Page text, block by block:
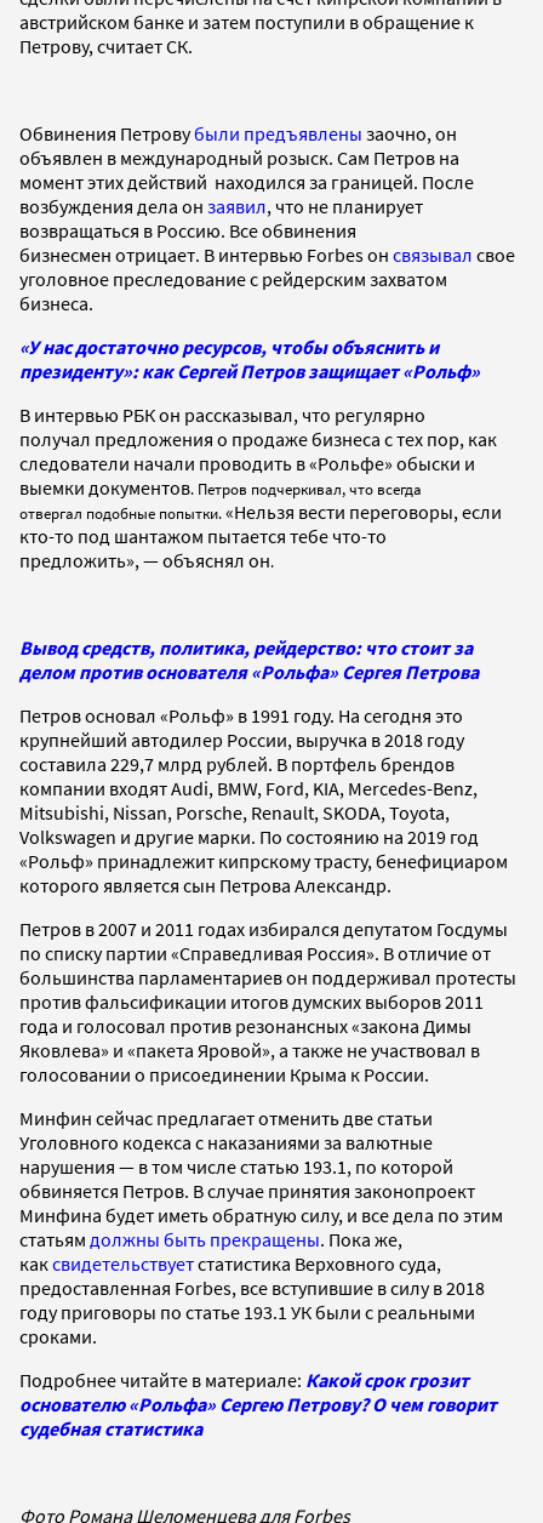
австрийском банке и затем поступили в обращение к
Петрову, считает СК.
Обвинения Петровубыли предъявлены заочно, он
объявлен в международный розыск. Сам Петров на
момент этих действий находился за границей. После
возбуждения дела он заявил, что не планирует
возвращаться в Россию. Все обвинения
бизнесмен отрицает. В интервью Forbes он связывал свое
уголовное преследование с рейдерским захватом
бизнеса.
«У нас достаточно ресурсов, чтобы объяснить и
президенту»: как Сергей Петров защищает «Рольф»
В интервью РБК он рассказывал, что регулярно
получал предложения о продаже бизнеса с тех пор, как
следователи начали проводить в «Рольфе» обыски и
выемки документов. Петров подчеркивал, что всегда
отвергал подобные попытки.«Нельзя вести переговоры, если
кто-то под шантажом пытается тебе что-то
предложить», — объяснял он.
Вывод средств, политика, рейдерство: что стоит за
делом против основателя «Рольфа» Сергея Петрова
Петров основал «Рольф» в 1991 году. На сегодня это
крупнейший автодилер России, выручка в 2018 году
составила 229,7 млрд рублей. В портфель брендов
компании входят Audi, BMW, Ford, KIA, Mercedes-Benz,
Mitsubishi, Nissan, Porsche, Renault, SKODA, Toyota,
Volkswagen и другие марки. По состоянию на 2019 год
«Рольф» принадлежит кипрскому трасту, бенефициаром
которого является сын Петрова Александр.
Петров в 2007 и 2011 годах избирался депутатом Госдумы
по списку партии «Справедливая Россия». В отличие от
большинства парламентариев он поддерживал протесты
против фальсификации итогов думских выборов 2011
года и голосовал против резонансных «закона Димы
Яковлева» и «пакета Яровой», а также не участвовал в
голосовании о присоединении Крыма к России.
Минфин сейчас предлагает отменить две статьи
Уголовного кодекса с наказаниями за валютные
нарушения — в том числе статью 193.1, по которой
обвиняется Петров. Вслучае принятия законопроект
Минфина будет иметь обратную силу, и все дела по этим
статьям должны быть прекращены. Пока же,
каксвидетельствуетстатистика Верховного суда,
предоставленная Forbes, все вступившие в силу в 2018
году приговоры по статье 193.1 УК были с реальными
сроками.
Подробнее читайте в материале: Какой срок грозит
основателю «Рольфа» Сергею Петрову? О чем говорит
судебная статистика
Фото Романа Шеломенцева для Forbes